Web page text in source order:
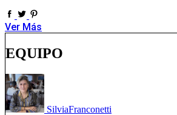
Ver Más
EQUIPO
SilviaFranconetti